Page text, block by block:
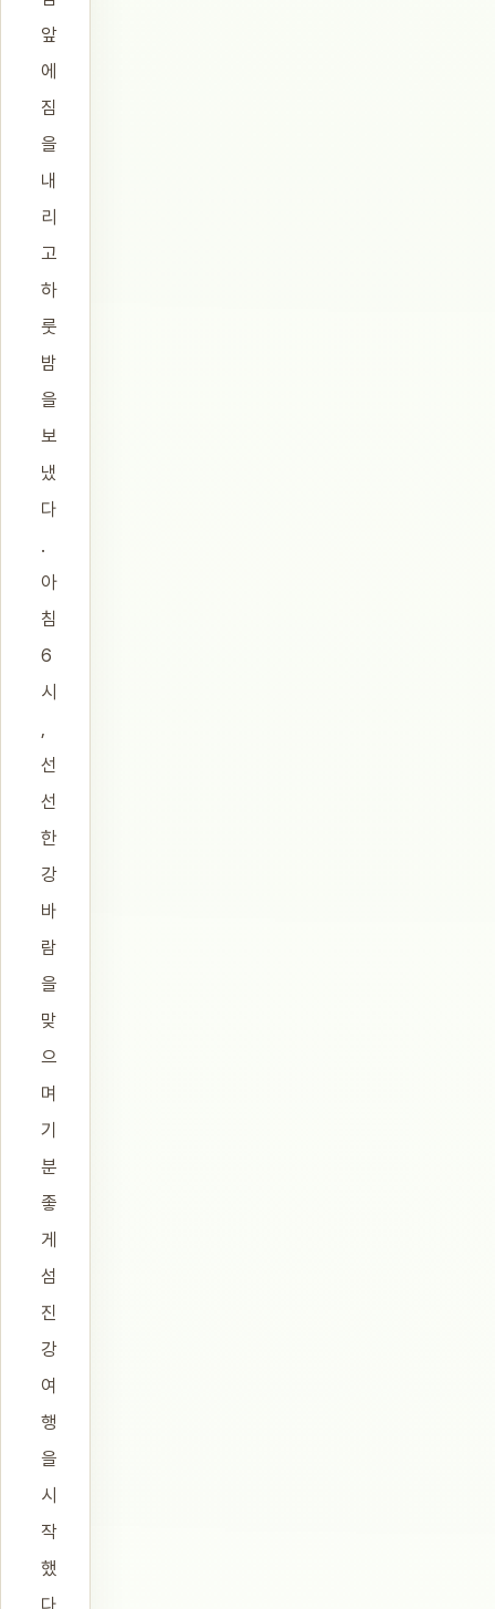
앞
에
짐
을
내
리
고
하
룻
밤
을
보
냈
다
.
아
침
6
시
선
선
한
강
바
람
을
맞
으
며
기
분
좋
게
섬
진
강
여
행
을
시
작
했
다